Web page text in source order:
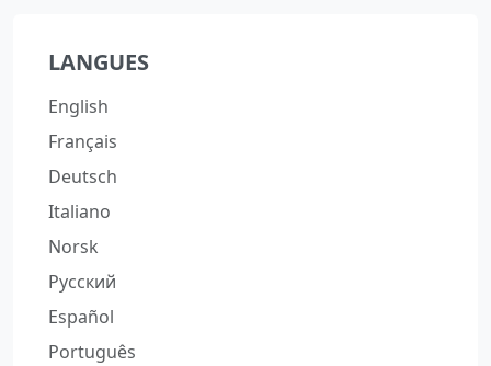
LANGUES
English
Français
Deutsch
Italiano
Norsk
Русский
Español
Português